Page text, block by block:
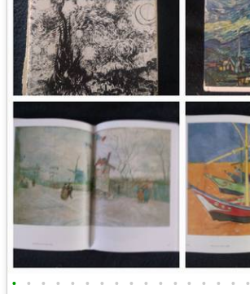
• • • • • • • • • • • • • • • • •